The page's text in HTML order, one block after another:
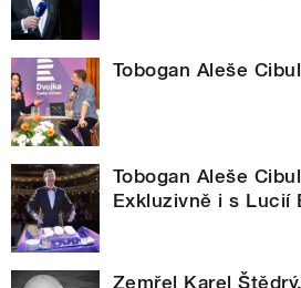
Tobogan Aleše
Tobogan Aleše
Exkluzivně i s Lucií
Zemřel Karel